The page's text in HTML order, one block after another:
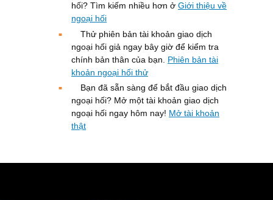
hối? Tìm kiếm nhiều hơn ở Giới thiệu về
ngoại hối
Thử phiên bản tài khoản giao dịch
ngoại hối giả ngay bây giờ để kiểm tra
chính bản thân của bạn. Phiên bản tài
khoản ngoại hối thử
Bạn đã sẵn sàng để bắt đầu giao dịch
ngoại hối? Mở một tài khoản giao dịch
ngoại hối ngay hôm nay! Mở tài khoản
thật